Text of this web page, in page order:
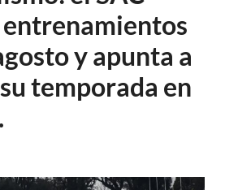
y apunta a
temporada en